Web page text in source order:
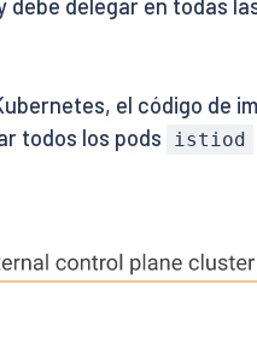
delegar en todas
el código de
todos los pods istiod